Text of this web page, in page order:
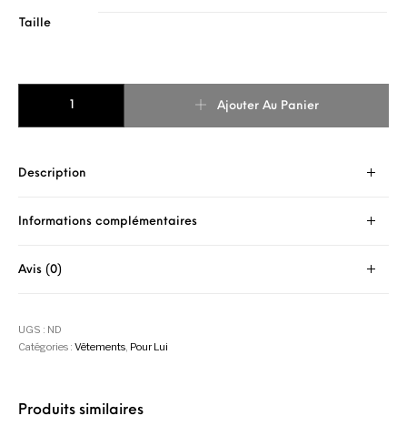
Taille
Ajouter Au Panier
Description
Informations complémentaires
Avis (0)
UGS : ND
Catégories :Vêtements Pour Lui
Produits similaires